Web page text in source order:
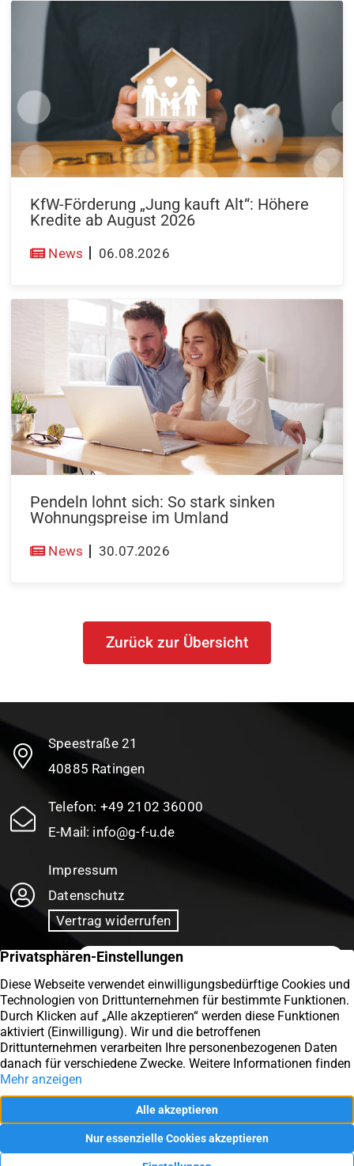
KfW-Förderung „Jung kauft Alt“: Höhere
Kredite ab August 2026
News 06.08.2026
Pendeln lohnt sich: So stark sinken
Wohnungspreise im Umland
News 30.07.2026
Zurück zur Übersicht
Speestraße 21
40885 Ratingen
Telefon: +49 2102 36000
E-Mail: info@g-f-u.de
Impressum
Datenschutz
Vertrag widerrufen